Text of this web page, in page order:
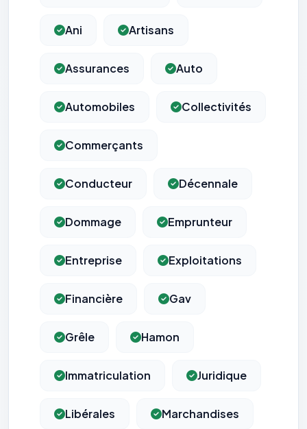
Ani Artisans
Assurances Auto
Automobiles Collectivités
Commerçants
Conducteur Décennale
Dommage Emprunteur
Entreprise Exploitations
Financière Gav
Grêle Hamon
Immatriculation Juridique
Libérales Marchandises